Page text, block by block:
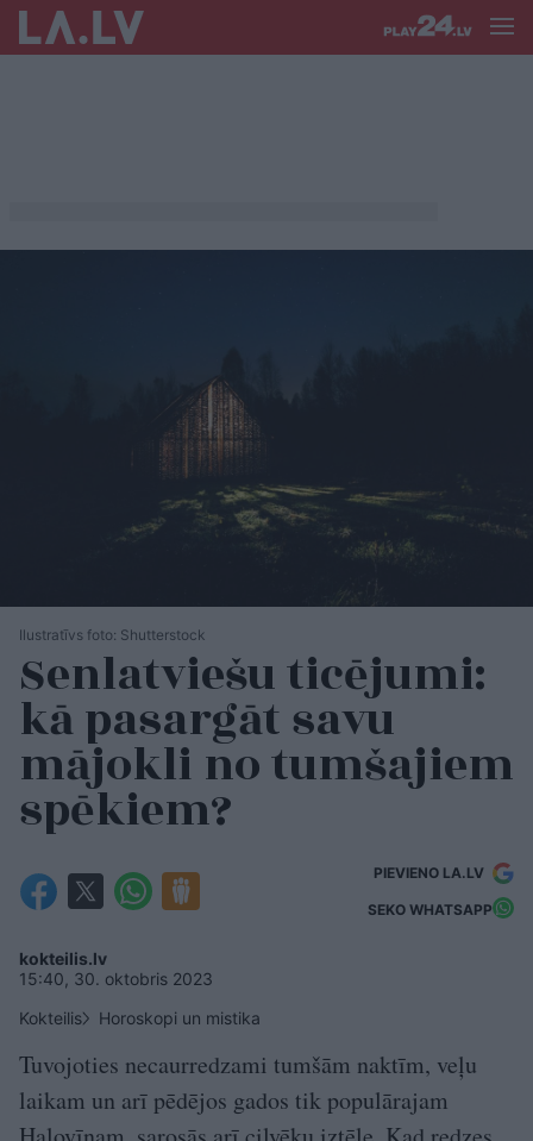
Ilustratīvs foto: Shutterstock
Senlatviešu ticējumi:
kā pasargāt savu
mājokli no tumšajiem
spēkiem?
PIEVIENO LA.LV
SEKO WHATSAPP
kokteilis.lv
15:40, 30. oktobris 2023
Kokteilis
Horoskopi un mistika
Tuvojoties necaurredzami tumšām naktīm, veļu
laikam un arī pēdējos gados tik populārajam